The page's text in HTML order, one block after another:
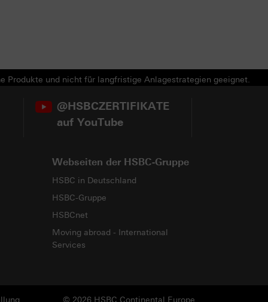
Produkte und nicht für langfristige Anlagestrategien geeignet.
@HSBCZERTIFIKATE
auf YouTube
Webseiten der HSBC-Gruppe
HSBC in Deutschland
HSBC-Gruppe
HSBCnet
Moving abroad - International
Services
© 2026 HSBC Continental Europe